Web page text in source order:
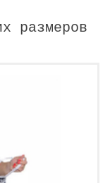
размеров